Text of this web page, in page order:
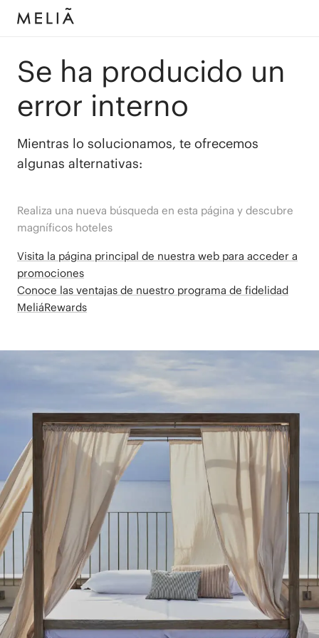
Se ha producido un
error interno
Mientras lo solucionamos, te ofrecemos
algunas alternativas:
Realiza una nueva búsqueda en esta página y descubre
magníficos hoteles
Visita la página principal de nuestra web para acceder a
promociones
Conoce las ventajas de nuestro programa de fidelidad
MeliáRewards